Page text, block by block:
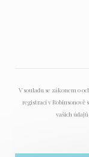
V souladu se zákonem o
registrací v Robinsonově
vašich